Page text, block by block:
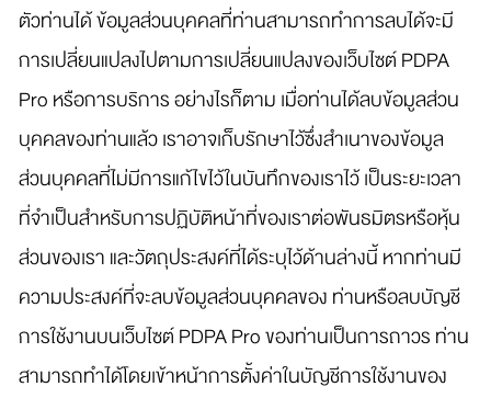
ตัวท่านได้ ข้อมูลส่วนบุคคลที่ท่านสามารถทำการลบได้จะมี
การเปลี่ยนแปลงไปตามการเปลี่ยนแปลงของเว็บไซต์ PDPA
Pro หรือการบริการ อย่างไรก็ตาม เมื่อท่านได้ลบข้อมูลส่วน
บุคคลของท่านแล้ว เราอาจเก็บรักษาไว้ซึ่งสำเนาของข้อมูล
ส่วนบุคคลที่ไม่มีการแก้ไขไว้ในบันทึกของเราไว้ เป็นระยะเวลา
ที่จำเป็นสำหรับการปฏิบัติหน้าที่ของเราต่อพันธมิตรหรือหุ้น
ส่วนของเรา และวัตถุประสงค์ที่ได้ระบุไว้ด้านล่างนี้ หากท่านมี
ความประสงค์ที่จะลบข้อมูลส่วนบุคคลของ ท่านหรือลบบัญชี
การใช้งานบนเว็บไซต์ PDPA Pro ของท่านเป็นการถาวร ท่าน
สามารถทำได้โดยเข้าหน้าการตั้งค่าในบัญชีการใช้งานของ